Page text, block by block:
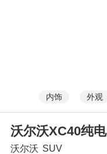
内饰 外观
沃尔沃XC40纯电
沃尔沃 SUV